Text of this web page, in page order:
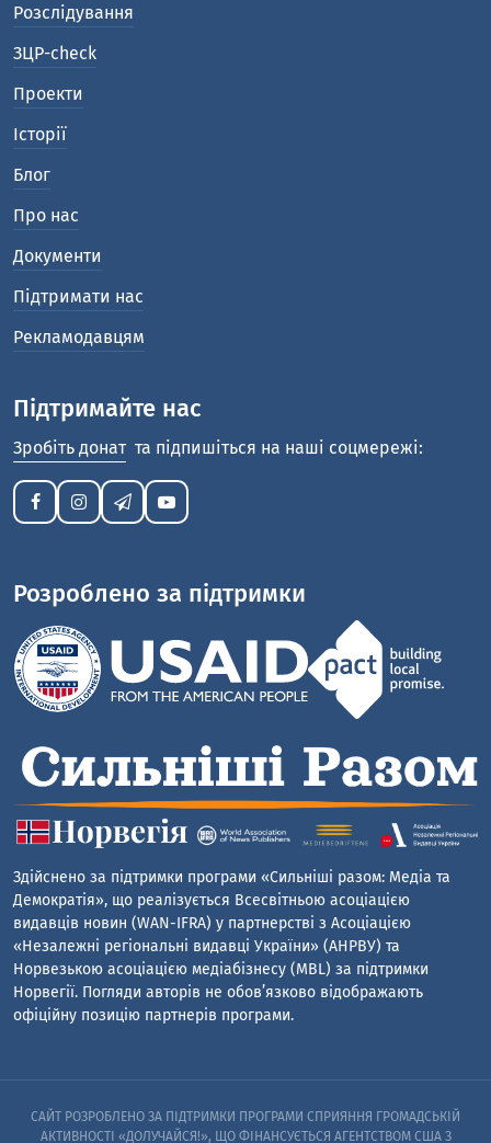
Розслідування
ЗЦР-check
Проекти
Історії
Блог
Про нас
Документи
Підтримати нас
Рекламодавцям
Підтримайте нас
Зробіть донат та підпишіться на наші соцмережі:
Розроблено за підтримки
Здійснено за підтримки програми «Сильніші разом: Медіа та
Демократія», що реалізується Всесвітньою асоціацією
видавців новин (WAN-IFRA) у партнерстві з Асоціацією
«Незалежні регіональні видавці України» (АНРВУ) та
Норвезькою асоціацією медіабізнесу (MBL) за підтримки
Норвегії. Погляди авторів не обов’язково відображають
офіційну позицію партнерів програми.
САЙТ РОЗРОБЛЕНО ЗА ПІДТРИМКИ ПРОГРАМИ СПРИЯННЯ ГРОМАДСЬКІЙ
АКТИВНОСТІ «ДОЛУЧАЙСЯ!», ЩО ФІНАНСУЄТЬСЯ АГЕНТСТВОМ США З